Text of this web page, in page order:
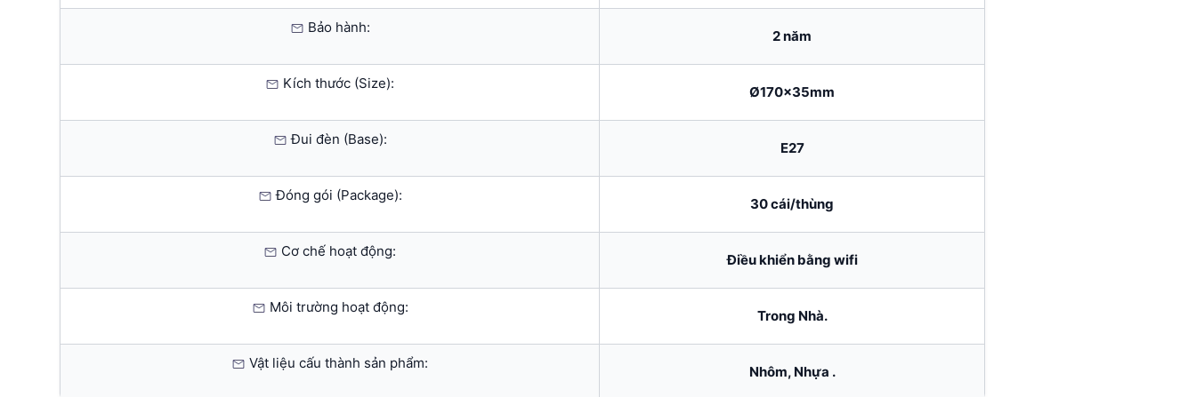
Bảo hành:
2 năm
Kích thước (Size):
Ø170x35mm
Đui đèn (Base):
E27
Đóng gói (Package):
30 cái/thùng
Cơ chế hoạt động:
Điều khiển bằng wifi
Môi trường hoạt động:
Trong Nhà.
Vật liệu cấu thành sản phẩm:
Nhôm, Nhựa .